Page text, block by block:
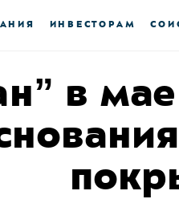
ИНВЕСТОРАМ
в